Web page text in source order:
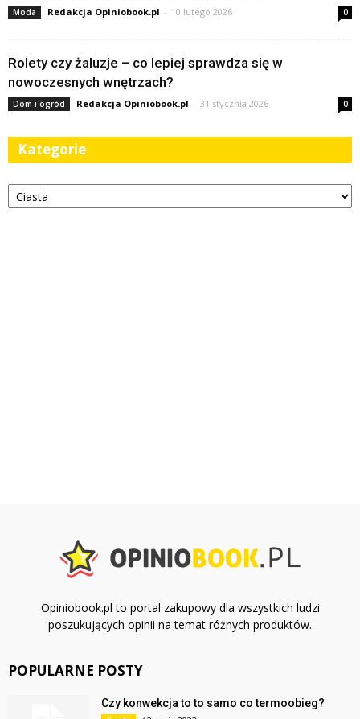
Moda Redakcja Opiniobook.pl - 10 lutego 2026 0
Rolety czy żaluzje – co lepiej sprawdza się w
nowoczesnych wnętrzach?
Dom i ogród Redakcja Opiniobook.pl - 31 stycznia 2026 0
Kategorie
Kategorie
Opiniobook.pl to portal zakupowy dla wszystkich ludzi
poszukujących opinii na temat różnych produktów.
POPULARNE POSTY
Czy konwekcja to to samo co termoobieg?